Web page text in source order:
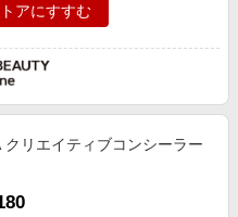
い
アにすすむ
クリエイティブコンシーラー